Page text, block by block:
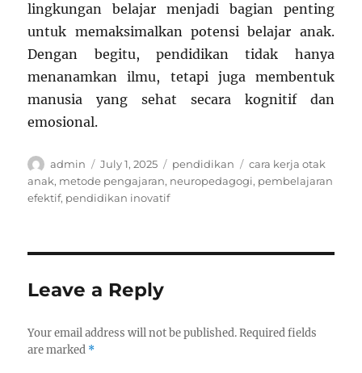
lingkungan belajar menjadi bagian penting
untuk memaksimalkan potensi belajar anak.
Dengan begitu, pendidikan tidak hanya
menanamkan ilmu, tetapi juga membentuk
manusia yang sehat secara kognitif dan
emosional.
Author
admin
Posted
on
July 1, 2025 Categories
pendidikan Tags
cara kerja otak
anak, metode pengajaran, neuropedagogi, pembelajaran
efektif, pendidikan inovatif
Leave a Reply
Your email address will not be published. Required fields
are marked *